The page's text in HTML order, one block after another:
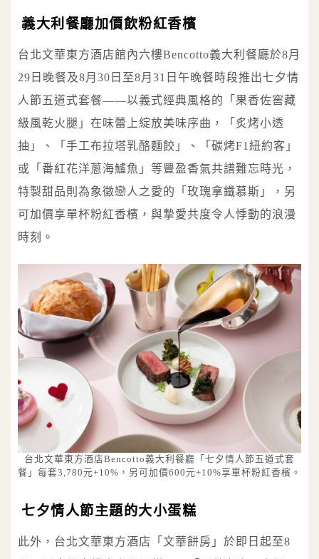
義大利餐廳加價飲粉紅香檳
台北文華東方酒店館內六樓Bencotto義大利餐廳於8月
29日晚餐及8月30日至8月31日午晚餐時段推出七夕情
人節五道式套餐——以義式經典風格的「果香佐窖藏
級風乾火腿」在味蕾上綻放美味序曲，「炙烤小透
抽」、「手工布拉塔乳酪麵餃」、「碳烤F1紐約客」
或「番紅花洋蔥海鱸魚」等豐盈香氣共譜難忘時光，
特製甜品則為象徵戀人之愛的「玫瑰拿鐵慕斯」，另
可加價享單杯粉紅香檳，與摯愛共度令人悸動的浪漫
時刻。
台北文華東方酒店Bencotto義大利餐廳「七夕情人節五道式套
餐」每套3,780元+10%，另可加價600元+10%享單杯粉紅香檳。
七夕情人節主題的大小蛋糕
此外，台北文華東方酒店「文華餅房」於即日起至8